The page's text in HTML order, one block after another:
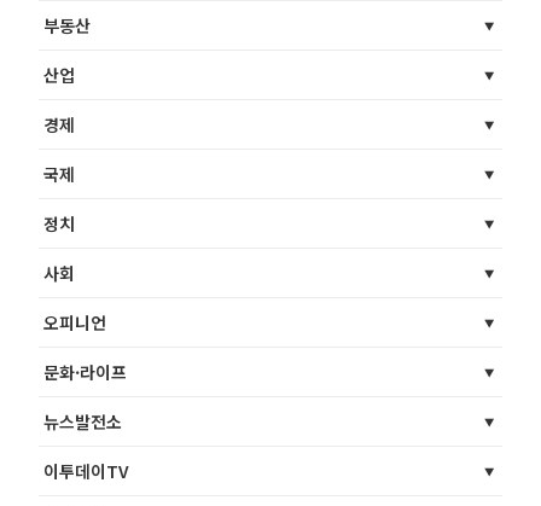
부동산
산업
경제
국제
정치
사회
오피니언
문화·라이프
뉴스발전소
이투데이TV